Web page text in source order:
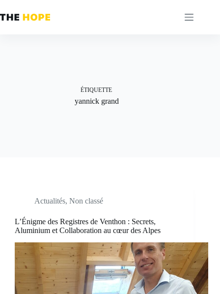
au
contenu
ÉTIQUETTE
yannick grand
Actualités, Non classé
L’Énigme des Registres de Venthon : Secrets,
Aluminium et Collaboration au cœur des Alpes